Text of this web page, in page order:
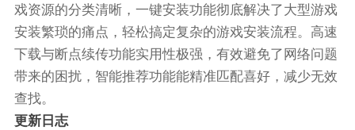
戏资源的分类清晰，一键安装功能彻底解决了大型游戏
安装繁琐的痛点，轻松搞定复杂的游戏安装流程。高速
下载与断点续传功能实用性极强，有效避免了网络问题
带来的困扰，智能推荐功能能精准匹配喜好，减少无效
查找。
更新日志